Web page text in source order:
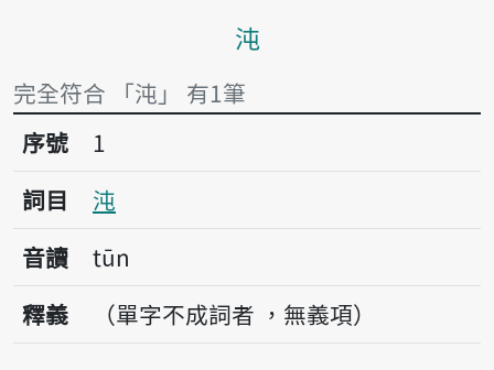
主內容區塊
沌
完全符合 「沌」 有1筆
序號1沌
序號
1
詞目
沌
音讀
tūn
釋義
（單字不成詞者 ，無義項）